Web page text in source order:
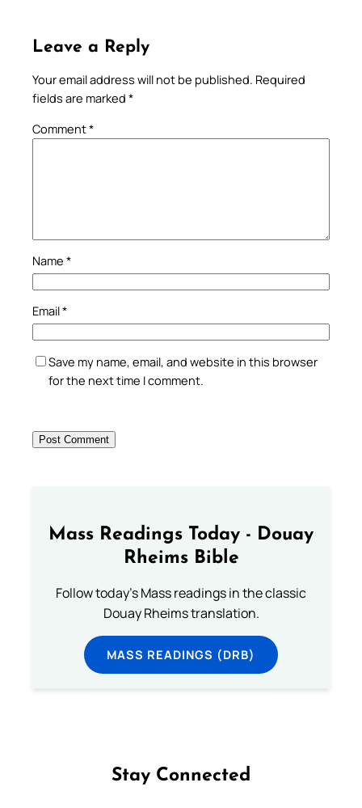
Leave a Reply
Your email address will not be published. Required
fields are marked *
Comment*
Name *
Email*
Save my name, email, and website in this browser
for the next time I comment.
Mass Readings Today - Douay
Rheims Bible
Follow today's Mass readings in the classic
Douay Rheims translation.
MASS READINGS (DRB)
Stay Connected